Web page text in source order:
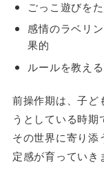
ごっこ遊びを
感情のラベリ
果的
ルールを教え
前操作期は、子ど
うとしている時期
その世界に寄り添
定感が育っていき